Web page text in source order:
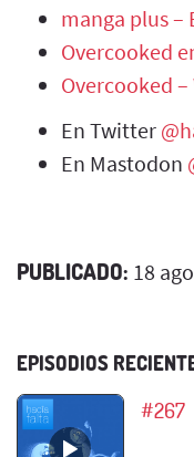
manga plus –
Overcooked
Overcooked
En Twitter
En Mastodon
PUBLICADO: 18
EPISODIOS
#267